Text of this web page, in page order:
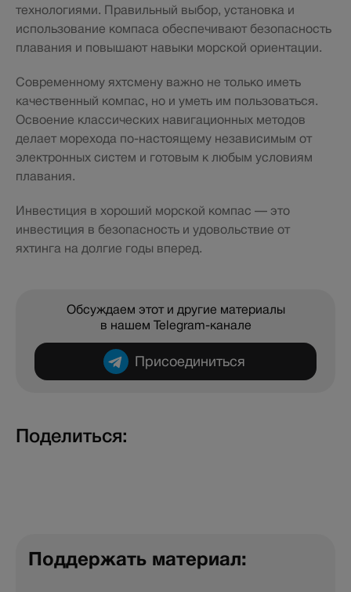
технологиями. Правильный выбор, установка и
использование компаса обеспечивают безопасность
плавания и повышают навыки морской ориентации.
Современному яхтсмену важно не только иметь
качественный компас, но и уметь им пользоваться.
Освоение классических навигационных методов
делает морехода по-настоящему независимым от
электронных систем и готовым к любым условиям
плавания.
Инвестиция в хороший морской компас — это
инвестиция в безопасность и удовольствие от
яхтинга на долгие годы вперед.
Обсуждаем этот и другие материалы
в нашем Telegram-канале
Присоединиться
Поделиться:
Поддержать материал: